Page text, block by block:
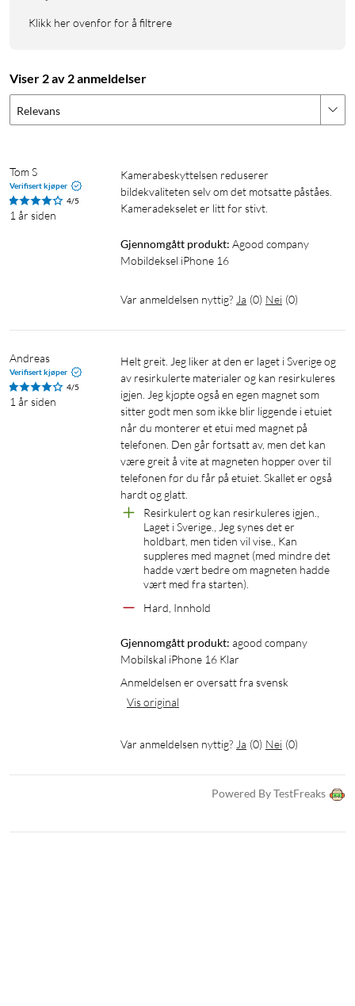
Klikk her ovenfor for å filtrere
Viser 2 av 2 anmeldelser
Relevans
Tom S
Verifisert kjøper
4/5
1 år siden
Kamerabeskyttelsen reduserer
bildekvaliteten selv om det motsatte påståes.
Kameradekselet er litt for stivt.
Gjennomgått produkt: Agood company
Mobildeksel iPhone 16
Var anmeldelsen nyttig? Ja (0) Nei (0)
Andreas
Verifisert kjøper
4/5
1 år siden
Helt greit. Jeg liker at den er laget i Sverige og
av resirkulerte materialer og kan resirkuleres
igjen. Jeg kjøpte også en egen magnet som
sitter godt men som ikke blir liggende i etuiet
når du monterer et etui med magnet på
telefonen. Den går fortsatt av, men det kan
være greit å vite at magneten hopper over til
telefonen før du får på etuiet. Skallet er også
hardt og glatt.
Resirkulert og kan resirkuleres igjen.,
Laget i Sverige., Jeg synes det er
holdbart, men tiden vil vise., Kan
suppleres med magnet (med mindre det
hadde vært bedre om magneten hadde
vært med fra starten).
Hard, Innhold
Gjennomgått produkt: agood company
Mobilskal iPhone 16 Klar
Anmeldelsen er oversatt fra svensk
Vis original
Var anmeldelsen nyttig? Ja (0) Nei (0)
Powered By TestFreaks